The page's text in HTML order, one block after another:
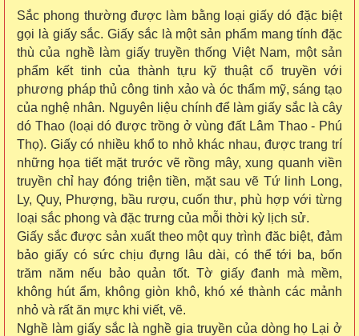
Sắc phong thường được làm bằng loại giấy dó đặc biệt
gọi là giấy sắc. Giấy sắc là một sản phẩm mang tính đặc
thù của nghề làm giấy truyền thống Việt Nam, một sản
phẩm kết tinh của thành tựu kỹ thuật cổ truyền với
phương pháp thủ công tinh xảo và óc thẩm mỹ, sáng tạo
của nghệ nhân. Nguyên liệu chính để làm giấy sắc là cây
dó Thao (loại dó được trồng ở vùng đất Lâm Thao - Phú
Thọ). Giấy có nhiều khổ to nhỏ khác nhau, được trang trí
những họa tiết mặt trước vẽ rồng mây, xung quanh viền
truyền chỉ hay đóng triện tiền, mặt sau vẽ Tứ linh Long,
Ly, Quy, Phượng, bầu rượu, cuốn thư, phù hợp với từng
loại sắc phong và đặc trưng của mỗi thời kỳ lịch sử.
Giấy sắc được sản xuất theo một quy trình đăc biệt, đảm
bảo giấy có sức chịu đựng lâu dài, có thể tới ba, bốn
trăm năm nếu bảo quản tốt. Tờ giấy đanh mà mềm,
không hút ẩm, không giòn khô, khó xé thành các mảnh
nhỏ và rất ăn mực khi viết, vẽ.
Nghề làm giấy sắc là nghề gia truyền của dòng họ Lại ở